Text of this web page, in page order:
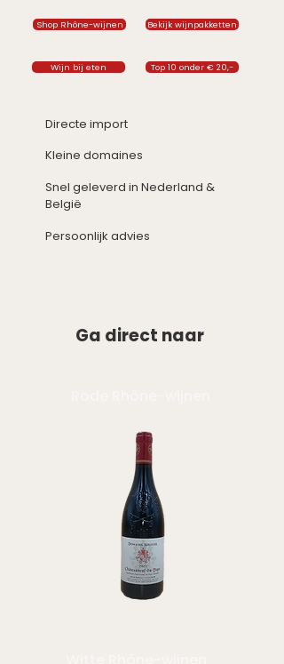
Shop Rhône-wijnen
Wijn bij eten
Bekijk wijnpakketten
Top 10 onder € 20,-
Directe import
Kleine domaines
Snel geleverd in Nederland &
België
Persoonlijk advies
Ga direct naar